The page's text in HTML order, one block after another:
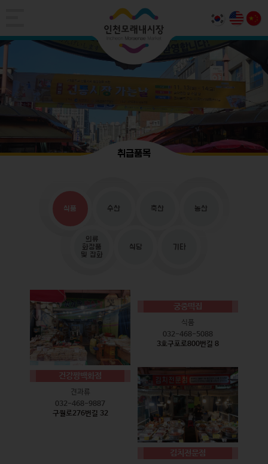
취급품목
식품 수산 축산 농산
의류
화장품
및 잡화
식당 기타
건강짱백화점
견과류
032-468-9887
구월로276번길 32
궁중떡집
식품
032-468-5088
3호구포로800번길 8
김치전문점